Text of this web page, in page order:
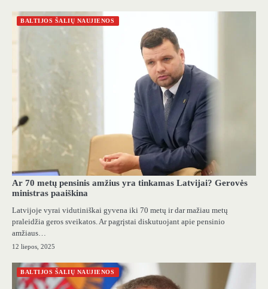
BALTIJOS ŠALIŲ NAUJIENOS
Ar 70 metų pensinis amžius yra tinkamas Latvijai? Gerovės
ministras paaiškina
Latvijoje vyrai vidutiniškai gyvena iki 70 metų ir dar mažiau metų
praleidžia geros sveikatos. Ar pagrįstai diskutuojant apie pensinio
amžiaus…
12 liepos, 2025
BALTIJOS ŠALIŲ NAUJIENOS